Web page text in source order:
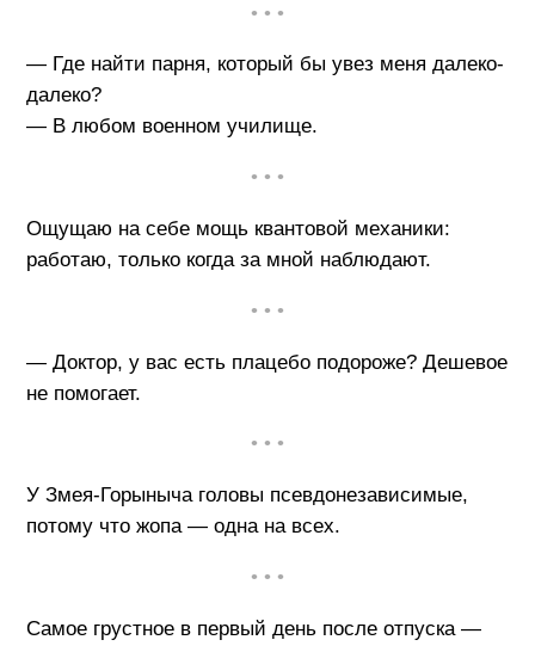
• • •
— Где найти парня, который бы увез меня далеко-
далеко?
— В любом военном училище.
• • •
Ощущаю на себе мощь квантовой механики:
работаю, только когда за мной наблюдают.
• • •
— Доктор, у вас есть плацебо подороже? Дешевое
не помогает.
• • •
У Змея-Горыныча головы псевдонезависимые,
потому что жопа — одна на всех.
• • •
Самое грустное в первый день после отпуска —